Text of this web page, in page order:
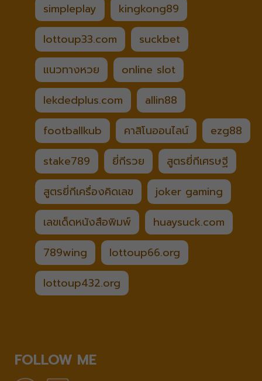
simpleplay
kingkong89
lottoup33.com
suckbet
แนวทางหวย
online slot
lekdedplus.com
allin88
footballkub
คาสิโนออนไลน์
ezg88
stake789
ยี่กีรวย
สูตรยี่กีเศรษฐี
สูตรยี่กีเครื่องคิดเลข
joker gaming
เลขเด็ดหนังสือพิมพ์
huaysuck.com
789wing
lottoup66.org
lottoup432.org
FOLLOW ME